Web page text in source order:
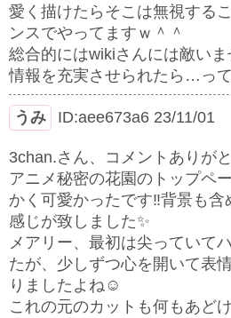
愛く描けたらそこは無視する
ンスでやってますｗ＾＾ゞ
総合的にはwikiさんには敵い
情報を充実させられたら…って
うみ ID:aee673a6 23/11/01
3chan.さん、コメントありが
アニメ秘密の花園のトップペ
かく可愛かったです‼︎背景も
感じが致しました✨
メアリー、最初は尖っていて
たが、少しずつ心を開いて表
りましたよね☺️
これの元のカットも何もあど